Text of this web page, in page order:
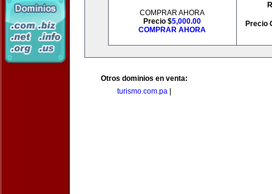
COMPRAR AHORA
Precio $5,000.00
COMPRAR AHORA
Precio
Otros dominios en venta:
turismo.com.pa